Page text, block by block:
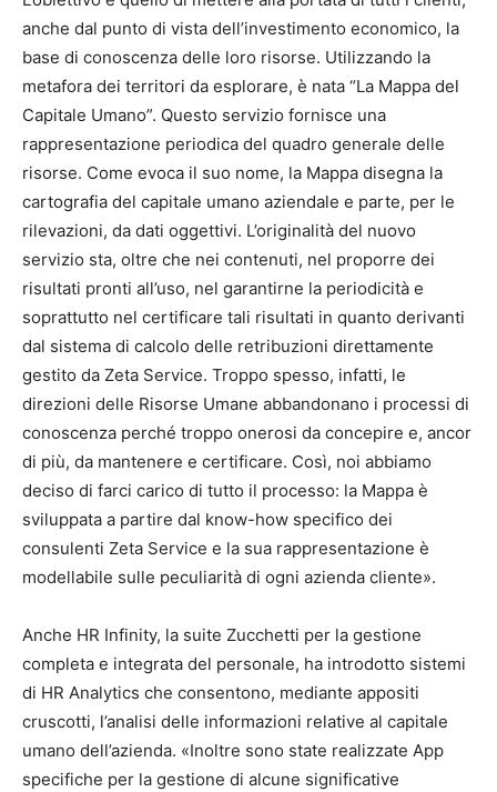
anche dal punto di vista dell’investimento economico, la
base di conoscenza delle loro risorse. Utilizzando la
metafora dei territori da esplorare, è nata “La Mappa del
Capitale Umano”. Questo servizio fornisce una
rappresentazione periodica del quadro generale delle
risorse. Come evoca il suo nome, la Mappa disegna la
cartografia del capitale umano aziendale e parte, per le
rilevazioni, da dati oggettivi. L’originalità del nuovo
servizio sta, oltre che nei contenuti, nel proporre dei
risultati pronti all’uso, nel garantirne la periodicità e
soprattutto nel certificare tali risultati in quanto derivanti
dal sistema di calcolo delle retribuzioni direttamente
gestito da Zeta Service. Troppo spesso, infatti, le
direzioni delle Risorse Umane abbandonano i processi di
conoscenza perché troppo onerosi da concepire e, ancor
di più, da mantenere e certificare. Così, noi abbiamo
deciso di farci carico di tutto il processo: la Mappa è
sviluppata a partire dal know-how specifico dei
consulenti Zeta Service e la sua rappresentazione è
modellabile sulle peculiarità di ogni azienda cliente».
Anche HR Infinity, la suite Zucchetti per la gestione
completa e integrata del personale, ha introdotto sistemi
di HR Analytics che consentono, mediante appositi
cruscotti, l’analisi delle informazioni relative al capitale
umano dell’azienda. «Inoltre sono state realizzate App
specifiche per la gestione di alcune significative